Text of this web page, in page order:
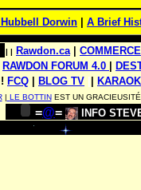
Dorwin A Brief
| | Rawdon.ca| COMMERCE
RAWDON FORUM 4.0
! FCQ BLOG TV
| LE BOTTINEST UN
=@= INFO